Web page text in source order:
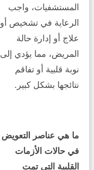
المستشفيات، واجب
الرعاية في تشخيص أو
علاج أو إدارة حالة
المريض، مما يؤدي إلى
نوبة قلبية أو تفاقم
نتائجها بشكل كبير.
ما هي عناصر التعويض
في حالات الأزمات
القلبية التي تمت